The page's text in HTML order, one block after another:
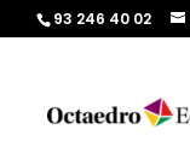
93 246 40 02